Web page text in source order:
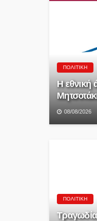
ΠΟΛΙΤΙΚΉ
Η εθνική
08/08/2026
ΠΟΛΙΤΙΚΉ